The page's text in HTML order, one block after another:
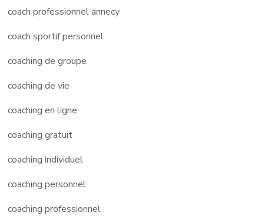
coach professionnel annecy
coach sportif personnel
coaching de groupe
coaching de vie
coaching en ligne
coaching gratuit
coaching individuel
coaching personnel
coaching professionnel